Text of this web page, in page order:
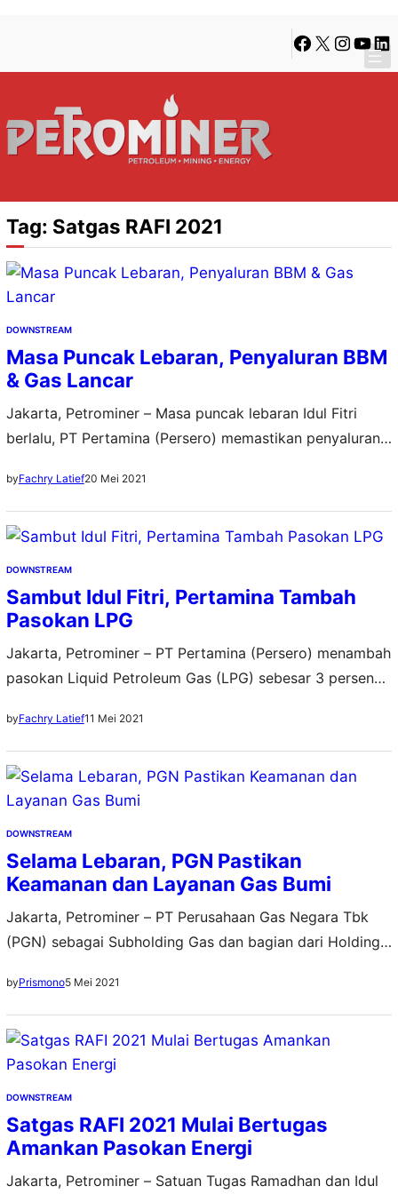
konten
content
Facebook
X Instagram
Tag: Satgas RAFI 2021
DOWNSTREAM
Masa Puncak Lebaran, Penyaluran BBM
& Gas Lancar
Jakarta, Petrominer – Masa puncak lebaran Idul Fitri
berlalu, PT Pertamina (Persero) memastikan penyaluran
wilayah Indonesia. Konsumsi gasoline dan gas mengalami
kenaikan, sementara konsumsi gasoil alami penurunan.
Per 16 Mei 2021, berdasarkan data Satgas RAFI
(Ramadhan Idul Fitri) 2021, realisasi penyaluran gasoline
(bensin) sebesar 91,1 ribu…
byFachry Latief20 Mei 2021
DOWNSTREAM
Sambut Idul Fitri, Pertamina Tambah
Pasokan LPG
Jakarta, Petrominer – PT Pertamina (Persero) menambah
pasokan Liquid Petroleum Gas (LPG) sebesar 3 persen
Penyaluran harian yang biasanya rata-rata sebesar
26.911 Metrik Ton (MT), ditambah menjadi 27.696 MT. Pjs
Senior Vice President Corporate Communications &
Investor Relations Pertamina, Fajriyah Usman, Satgas
Ramadhan dan Idul Fitri (RAFI) Pertamina…
byFachry Latief11 Mei 2021
DOWNSTREAM
Selama Lebaran, PGN Pastikan
Keamanan dan Layanan Gas Bumi
Jakarta, Petrominer – PT Perusahaan Gas Negara Tbk
(PGN) sebagai Subholding Gas dan bagian dari Holding
aktif dalam mendukung Satuan Tugas Ramadhan dan Idul
Fitri (Satgas RAFI) 2021 PT Pertamina (Persero). Direktur
Utama PGN, M. Haryo Yunianto, di tengah situasi
pandemi dan kebijakan tidak mudik dari Pemerintah
dalam…
byPrismono5 Mei 2021
DOWNSTREAM
Satgas RAFI 2021 Mulai Bertugas
Amankan Pasokan Energi
Jakarta, Petrominer – Satuan Tugas Ramadhan dan Idul